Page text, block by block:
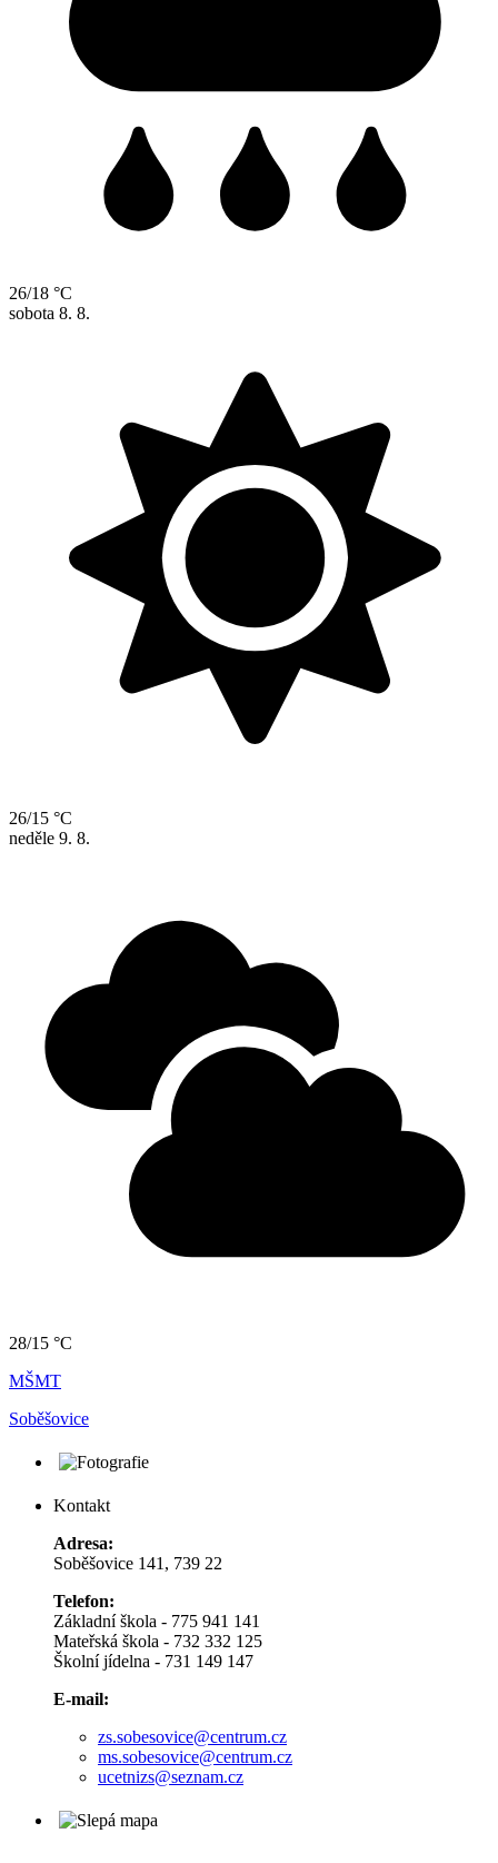
26/18 °C
sobota 8. 8.
26/15 °C
neděle 9. 8.
28/15 °C
MŠMT
Soběšovice
Kontakt
Adresa:
Soběšovice 141, 739 22
Telefon:
Základní škola - 775 941 141
Mateřská škola - 732 332 125
Školní jídelna - 731 149 147
E-mail:
zs.sobesovice@centrum.cz
ms.sobesovice@centrum.cz
ucetnizs@seznam.cz